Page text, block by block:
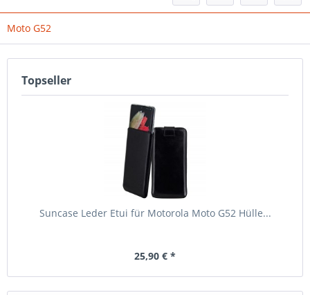
Moto G52
Topseller
Suncase Leder Etui für Motorola Moto G52 Hülle...
25,90 € *